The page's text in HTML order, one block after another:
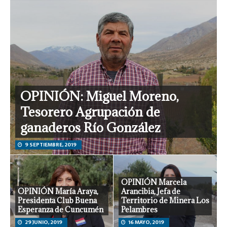
OPINIÓN: Miguel Moreno,
Tesorero Agrupación de
ganaderos Río González
9 SEPTIEMBRE, 2019
OPINIÓN María Araya,
Presidenta Club Buena
Esperanza de Cuncumén
29 JUNIO, 2019
OPINIÓN Marcela
Arancibia, Jefa de
Territorio de Minera Los
Pelambres
16 MAYO, 2019